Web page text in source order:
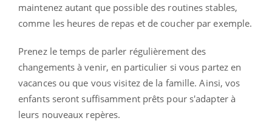
maintenez autant que possible des routines stables,
comme les heures de repas et de coucher par exemple.
Prenez le temps de parler régulièrement des
changements à venir, en particulier si vous partez en
vacances ou que vous visitez de la famille. Ainsi, vos
enfants seront suffisamment prêts pour s'adapter à
leurs nouveaux repères.